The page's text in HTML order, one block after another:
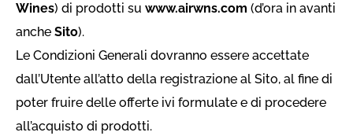
Wines) di prodotti su www.airwns.com (d’ora in avanti
anche Sito).
Le Condizioni Generali dovranno essere accettate
dall’Utente all’atto della registrazione al Sito, al fine di
poter fruire delle offerte ivi formulate e di procedere
all’acquisto di prodotti.